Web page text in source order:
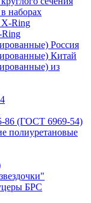
наборах
Х-Ring
Ring
Россия
Китай
из
86 (ГОСТ 6969-54)
полиуретановые
БРС